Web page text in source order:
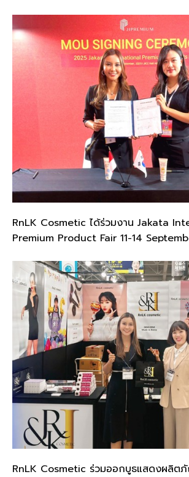
RnLK Cosmetic ได้ร่วมงาน Jakata
Premium Product Fair 11-14
RnLK Cosmetic ร่วมออกบูธแสดงผลิต